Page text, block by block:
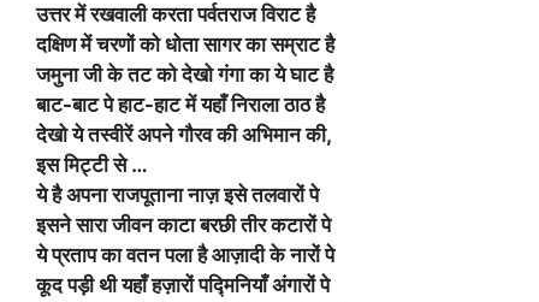
उत्तर में रखवाली करता पर्वतराज विराट है
दक्षिण में चरणों को धोता सागर का सम्राट है
जमुना जी के तट को देखो गंगा का ये घाट है
बाट-बाट पे हाट-हाट में यहाँ निराला ठाठ है
देखो ये तस्वीरें अपने गौरव की अभिमान की,
इस मिट्टी से …
ये है अपना राजपूताना नाज़ इसे तलवारों पे
इसने सारा जीवन काटा बरछी तीर कटारों पे
ये प्रताप का वतन पला है आज़ादी के नारों पे
कूद पड़ी थी यहाँ हज़ारों पद्मिनियाँ अंगारों पे